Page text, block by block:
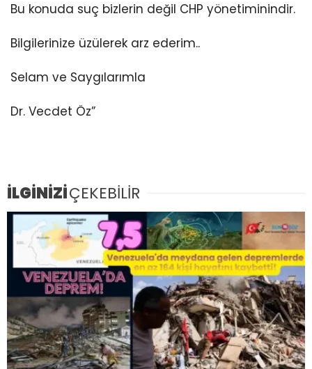
Bu konuda suç bizlerin değil CHP yönetiminindir.
Bilgilerinize üzülerek arz ederim..
Selam ve Saygılarımla
Dr. Vecdet Öz”
İLGİNİZİÇEKEBİLİR